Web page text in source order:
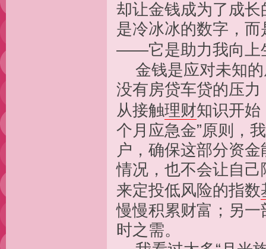
却让金钱成为了成
是冷冰冰的数字，
——它是助力我向上
金钱是应对未知的
没有房贷车贷的压
从接触理财知识开始
个月应急金”原则，
户，确保这部分资
情况，也不会让自
来定投低风险的指数
慢慢积累财富；另
时之需。